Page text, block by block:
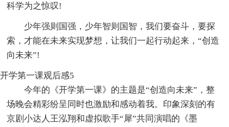
科学为之惊叹!
少年强则国强，少年智则国智，我们要奋斗，要探
索，才能在未来实现梦想，让我们一起行动起来，“创造
向未来”!
开学第一课观后感5
今年的《开学第一课》的主题是“创造向未来”，整
场晚会精彩纷呈同时也激励和感动着我。印象深刻的有
京剧小达人王泓翔和虚拟歌手“犀”共同演唱的《墨